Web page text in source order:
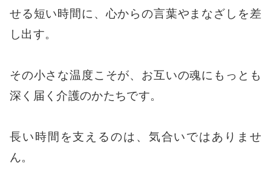
せる短い時間に、心からの言葉やまなざしを差
し出す。
その小さな温度こそが、お互いの魂にもっとも
深く届く介護のかたちです。
長い時間を支えるのは、気合いではありませ
ん。